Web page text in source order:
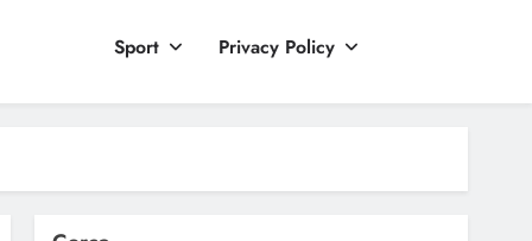
Sport Privacy Policy